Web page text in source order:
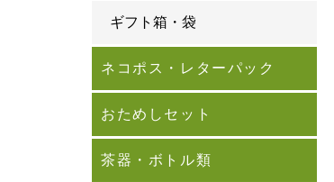
ギフト箱・袋
ネコポス・レターパック
おためしセット
茶器・ボトル類